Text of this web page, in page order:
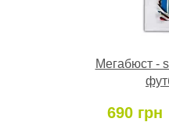
Мегабюст -
690 грн